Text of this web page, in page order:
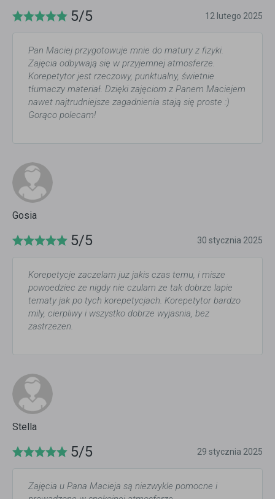
5/5 12 lutego 2025
Pan Maciej przygotowuje mnie do matury z fizyki.
Zajęcia odbywają się w przyjemnej atmosferze.
Korepetytor jest rzeczowy, punktualny, świetnie
tłumaczy materiał. Dzięki zajęciom z Panem Maciejem
nawet najtrudniejsze zagadnienia stają się proste :)
Gorąco polecam!
Gosia
5/5 30 stycznia 2025
Korepetycje zaczelam juz jakis czas temu, i misze
powoedziec ze nigdy nie czulam ze tak dobrze lapie
tematy jak po tych korepetycjach. Korepetytor bardzo
mily, cierpliwy i wszystko dobrze wyjasnia, bez
zastrzezen.
Stella
5/5 29 stycznia 2025
Zajęcia u Pana Macieja są niezwykle pomocne i